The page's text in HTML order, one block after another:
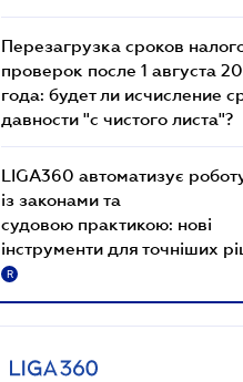
Перезагрузка сроков
проверок после 1 августа
года: будет ли исчисление
давности "с чистого листа"?
LIGA360 автоматизує
із законами та
судовою практикою: нові
інструменти для точніших
R